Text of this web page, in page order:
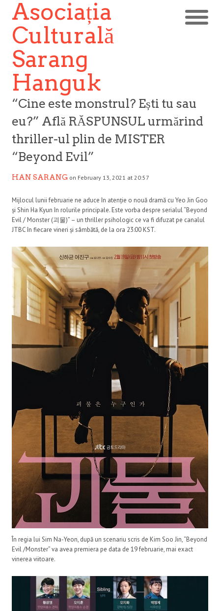
Asociația
Culturală
Sarang
Hanguk
“Cine este monstrul? Ești tu sau
eu?” Află RĂSPUNSUL urmărind
thriller-ul plin de MISTER
“Beyond Evil”
HAN SARANG on February 13, 2021 at 20:57
Mijlocul lunii februarie ne aduce în atenție o nouă dramă cu Yeo Jin Goo
și Shin Ha Kyun în rolurile principale. Este vorba despre serialul “Beyond
Evil / Monster (괴물)” – un thriller psihologic ce va fi difuzat pe canalul
JTBC în fiecare vineri și sâmbătă, de la ora 23:00 KST.
În regia lui Sim Na-Yeon, după un scenariu scris de Kim Soo Jin, “Beyond
Evil /Monster” va avea premiera pe data de 19 februarie, mai exact
vinerea viitoare.